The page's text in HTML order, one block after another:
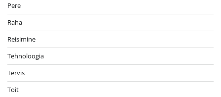
Pere
Raha
Reisimine
Tehnoloogia
Tervis
Toit